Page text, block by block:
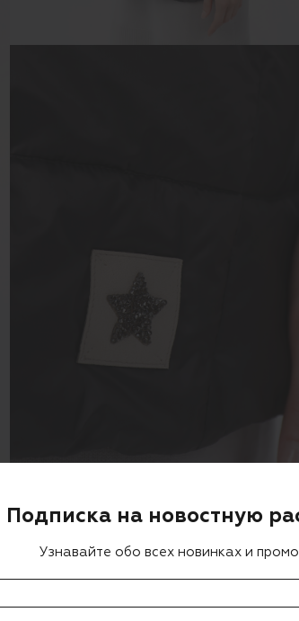
Описание
Наполнитель: 100% полиэстер
сером цвете, имеет длинный покрой, который
Подписка на новостную
Узнавайте обо всех новинках и